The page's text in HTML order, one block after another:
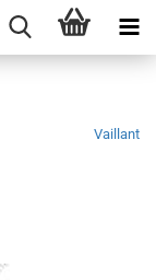
Vaillant